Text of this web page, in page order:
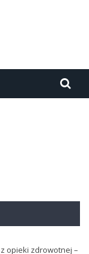
opieki zdrowotnej –